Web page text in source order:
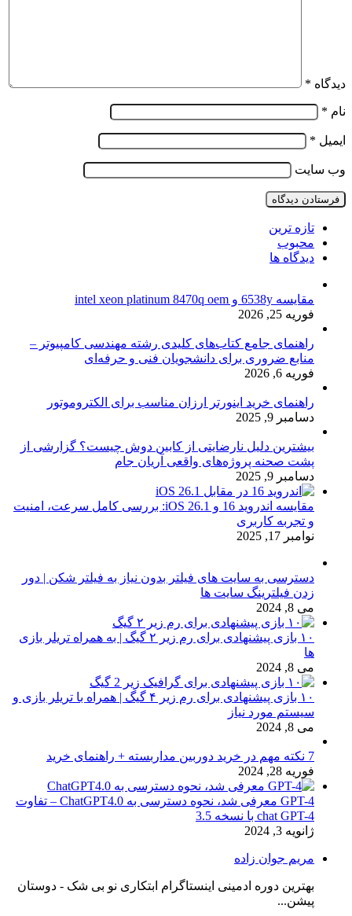
دیدگاه *
نام *
ایمیل *
وب‌ سایت
تازه ترین
محبوب
دیدگاه ها
مقایسه 6538y و intel xeon platinum 8470q oem
فوریه 25, 2026
راهنمای جامع کتاب‌های کلیدی رشته مهندسی کامپیوتر –
منابع ضروری برای دانشجویان فنی و حرفه‌ای
فوریه 6, 2026
راهنمای خرید اینورتر ارزان مناسب برای الکتروموتور
دسامبر 9, 2025
بیشترین دلیل نارضایتی از کابین دوش چیست؟ گزارشی از
پشت صحنه پروژه‌های واقعی آریان جام
دسامبر 9, 2025
مقایسه اندروید 16 و iOS 26.1: بررسی کامل سرعت، امنیت
و تجربه کاربری
نوامبر 17, 2025
دسترسی به سایت های فیلتر بدون نیاز به فیلتر شکن | دور
زدن فیلترینگ سایت ها
می 8, 2024
۱۰ بازی پیشنهادی برای رم زیر ۲ گیگ | به همراه تریلر بازی
ها
می 8, 2024
۱۰ بازی پیشنهادی برای رم زیر ۴ گیگ | همراه با تریلر بازی و
سیستم مورد نیاز
می 8, 2024
7 نکته مهم در خرید دوربین مداربسته + راهنمای خرید
فوریه 28, 2024
GPT-4 معرفی شد، نحوه دسترسی به ChatGPT4.0 – تفاوت
chat GPT-4 با نسخه 3.5
ژانویه 3, 2024
مریم جوان زاده
بهترین دوره ادمینی اینستاگرام ابتکاری نو بی شک - دوستان
پیشن...